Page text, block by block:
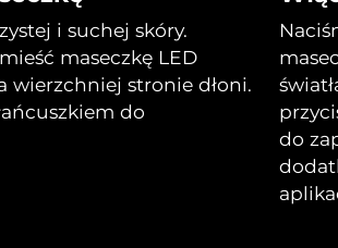
i suchej skóry.
maseczkę LED
wierzchniej stronie dłoni.
do
do